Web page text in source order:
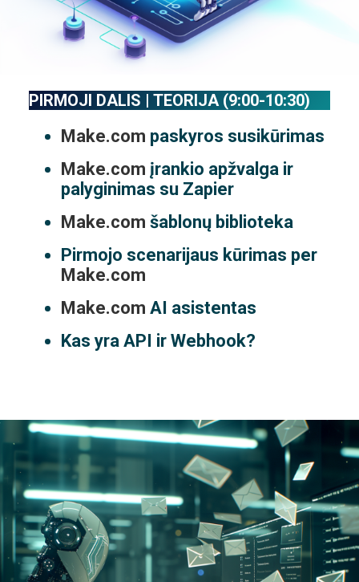
PIRMOJI DALIS | TEORIJA (9:00-10:30)
Make.com paskyros susikūrimas
Make.com įrankio apžvalga ir
palyginimas su Zapier
Make.com šablonų biblioteka
Pirmojo scenarijaus kūrimas per
Make.com
Make.com AI asistentas
Kas yra API ir Webhook?